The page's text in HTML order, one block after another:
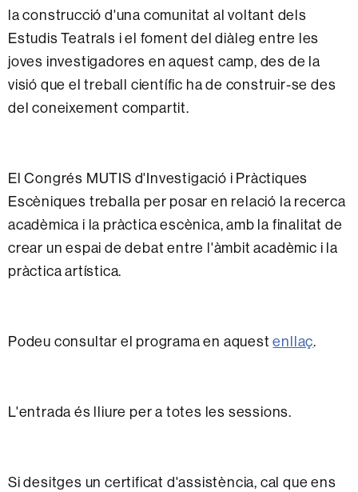
la construcció d'una comunitat al voltant dels
Estudis Teatrals i el foment del diàleg entre les
joves investigadores en aquest camp, des de la
visió que el treball científic ha de construir-se des
del coneixement compartit.
El Congrés MUTIS d'Investigació i Pràctiques
Escèniques treballa per posar en relació la recerca
acadèmica i la pràctica escènica, amb la finalitat de
crear un espai de debat entre l'àmbit acadèmic i la
pràctica artística.
Podeu consultar el programa en aquestenllaç.
L'entrada és lliure per a totes les sessions.
Si desitges un certificat d'assistència, cal que ens